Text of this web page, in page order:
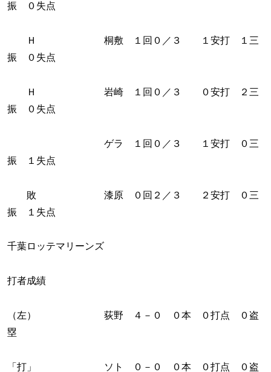
振 ０失点
Ｈ 桐敷 １回０／３ １安打 １三
振 ０失点
Ｈ 岩崎 １回０／３ ０安打 ２三
振 ０失点
ゲラ １回０／３ １安打 ０三
振 １失点
敗 漆原 ０回２／３ ２安打 ０三
振 １失点
千葉ロッテマリーンズ
打者成績
（左） 荻野 ４－０ ０本 ０打点 ０盗
塁
「打」 ソト ０－０ ０本 ０打点 ０盗